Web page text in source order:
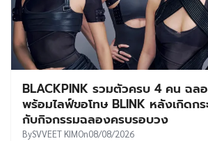
BLACKPINK รวมตัวครบ 4 คน ฉล
พร้อมไลฟ์ขอโทษ BLINK หลังเกิดก
กับกิจกรรมฉลองครบรอบวง
BySVVEET KIMOn08/08/2026